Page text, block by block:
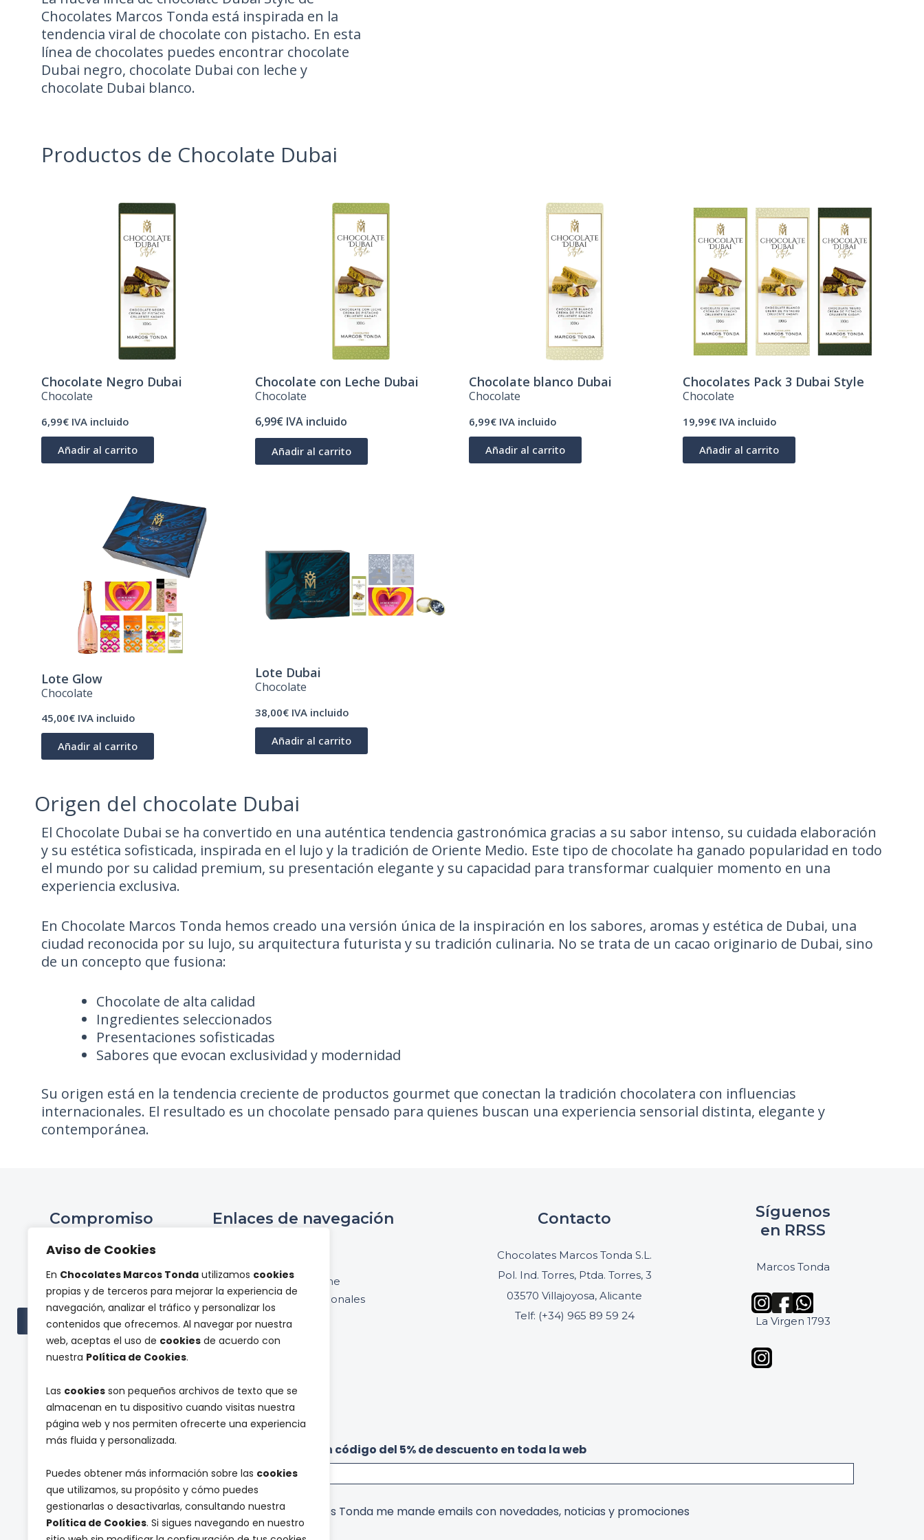
Aviso de Cookies
En Chocolates Marcos Tonda utilizamos cookies
propias y de terceros para mejorar la experiencia de
navegación, analizar el tráfico y personalizar los
contenidos que ofrecemos. Al navegar por nuestra
web, aceptas el uso de cookies de acuerdo con
nuestra Política de Cookies.
Las cookies son pequeños archivos de texto que se
almacenan en tu dispositivo cuando visitas nuestra
página web y nos permiten ofrecerte una experiencia
más fluida y personalizada.
Puedes obtener más información sobre las cookies
que utilizamos, su propósito y cómo puedes
gestionarlas o desactivarlas, consultando nuestra
Política de Cookies. Si sigues navegando en nuestro
Chocolates Marcos Tonda está inspirada en la
tendencia viral de chocolate con pistacho. En esta
línea de chocolates puedes encontrar chocolate
Dubai negro, chocolate Dubai con leche y
chocolate Dubai blanco.
Productos de Chocolate Dubai
Chocolate Negro Dubai
Chocolate
6,99€ IVA incluido
Añadir al carrito
Chocolate con Leche Dubai
Chocolate
6,99€ IVA incluido
Añadir al carrito
Chocolate blanco Dubai
Chocolate
6,99€ IVA incluido
Añadir al carrito
Chocolates Pack 3 Dubai Style
Chocolate
19,99€ IVA incluido
Añadir al carrito
Lote Glow
Chocolate
45,00€ IVA incluido
Añadir al carrito
Lote Dubai
Chocolate
38,00€ IVA incluido
Añadir al carrito
Origen del chocolate Dubai
El Chocolate Dubai se ha convertido en una auténtica tendencia gastronómica gracias a su sabor intenso, su cuidada elaboración
y su estética sofisticada, inspirada en el lujo y la tradición de Oriente Medio. Este tipo de chocolate ha ganado popularidad en todo
el mundo por su calidad premium, su presentación elegante y su capacidad para transformar cualquier momento en una
experiencia exclusiva.
En Chocolate Marcos Tonda hemos creado una versión única de la inspiración en los sabores, aromas y estética de Dubai, una
ciudad reconocida por su lujo, su arquitectura futurista y su tradición culinaria. No se trata de un cacao originario de Dubai, sino
de un concepto que fusiona:
Chocolate de alta calidad
Ingredientes seleccionados
Presentaciones sofisticadas
Sabores que evocan exclusividad y modernidad
Su origen está en la tendencia creciente de productos gourmet que conectan la tradición chocolatera con influencias
internacionales. El resultado es un chocolate pensado para quienes buscan una experiencia sensorial distinta, elegante y
contemporánea.
Compromiso
Proyectos de
investigación
Ver todas las subvenciones
Enlaces de navegación
Tienda online
Panel de profesionales
Contacto
Chocolates Marcos Tonda S.L.
Pol. Ind. Torres, Ptda. Torres, 3
03570 Villajoyosa, Alicante
Telf: (+34) 965 89 59 24
Síguenos
en RRSS
Marcos Tonda
La Virgen 1793
5
ó
d
i
g
o
n
s
t
r
a
d
Suscríbete a nuestra newsletter y recibe un código del 5% de descuento en toda la web
T
e
r
Acepto que la empresa Chocolates Marcos Tonda me mande emails con novedades, noticias y promociones